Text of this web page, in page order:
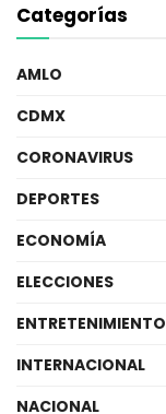
Categorías
AMLO
CDMX
CORONAVIRUS
DEPORTES
ECONOMÍA
ELECCIONES
ENTRETENIMIENTO
INTERNACIONAL
NACIONAL